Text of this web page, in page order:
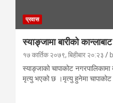
प्रवास
स्याङ्जामा बारीको
१७ कार्तिक २०७९, बिहीबार २०:२३
स्याङ्जाको चापाकोट
मृत्यु भएको छ ।मृत्यु हुनेमा चापाकोट